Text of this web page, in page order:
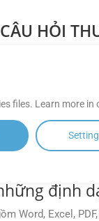
HỎI
điều
lập chất lượng
định
Word, Excel,
files. Learn more in